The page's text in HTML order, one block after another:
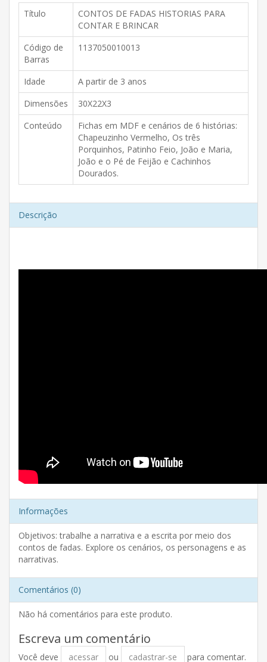
Título
CONTOS DE FADAS HISTORIAS PARA
CONTAR E BRINCAR
Código de
Barras
1137050010013
Idade
A partir de 3 anos
Dimensões
30X22X3
Conteúdo
Fichas em MDF e cenários de 6 histórias:
Chapeuzinho Vermelho, Os três
Porquinhos, Patinho Feio, João e Maria,
João e o Pé de Feijão e Cachinhos
Dourados.
Descrição
Informações
Objetivos: trabalhe a narrativa e a escrita por meio dos
contos de fadas. Explore os cenários, os personagens e as
narrativas.
Comentários (0)
Não há comentários para este produto.
Escreva um comentário
Você deve acessar ou cadastrar-se para comentar.